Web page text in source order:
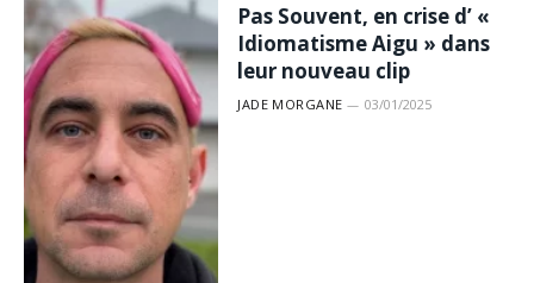
Pas Souvent, en crise d’ «
Idiomatisme Aigu » dans
leur nouveau clip
JADE MORGANE 03/01/2025